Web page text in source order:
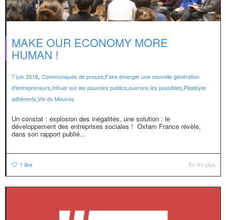
MAKE OUR ECONOMY MORE
HUMAN !
7 juin 2018, Communiqués de presse,Faire émerger une nouvelle génération
d'entrepreneurs,Influer sur les pouvoirs publics,ouvrons les possibles,Plaidoyer
adhérents,Vie du Mouves
Un constat : explosion des inégalités, une solution : le
développement des entreprises sociales ! Oxfam France révèle,
dans son rapport publié...
1 like En lire plus